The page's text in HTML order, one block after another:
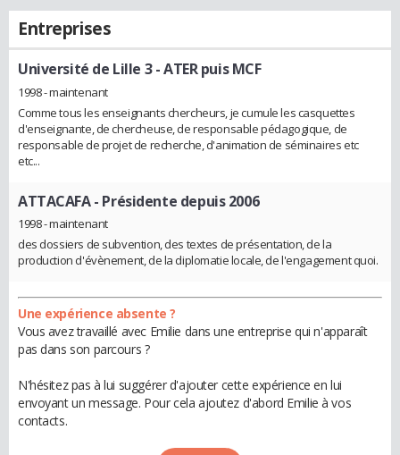
Entreprises
Université de Lille 3- ATER puis MCF
1998 - maintenant
Comme tous les enseignants chercheurs, je cumule les casquettes
d'enseignante, de chercheuse, de responsable pédagogique, de
responsable de projet de recherche, d'animation de séminaires etc
etc...
ATTACAFA- Présidente depuis 2006
1998 - maintenant
des dossiers de subvention, des textes de présentation, de la
production d'évènement, de la diplomatie locale, de l'engagement quoi.
Une expérience absente ?
Vous avez travaillé avec Emilie dans une entreprise qui n'apparaît
pas dans son parcours ?
N'hésitez pas à lui suggérer d'ajouter cette expérience en lui
envoyant un message. Pour cela ajoutez d'abord Emilie à vos
contacts.